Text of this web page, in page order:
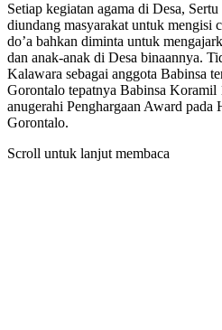
Setiap kegiatan agama di Desa,
diundang masyarakat untuk mengisi
do’a bahkan diminta untuk
dan anak-anak di Desa binaannya.
Kalawara sebagai anggota Babinsa
Gorontalo tepatnya Babinsa
anugerahi Penghargaan Award
Gorontalo.
Scroll untuk lanjut membaca